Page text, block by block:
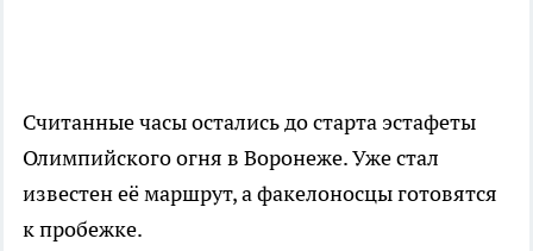
Считанные часы остались до старта эстафеты
Олимпийского огня в Воронеже. Уже стал
известен её маршрут, а факелоносцы готовятся
к пробежке.